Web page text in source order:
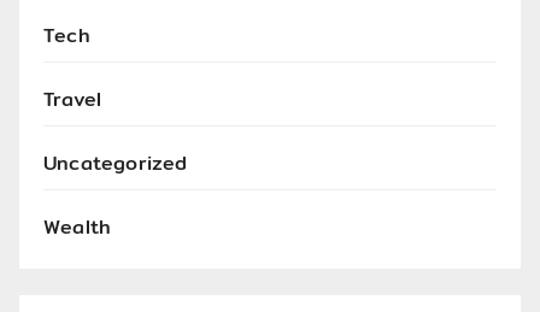
Tech
Travel
Uncategorized
Wealth